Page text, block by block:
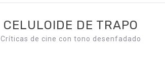
CELULOIDE DE TRAPO
Críticas de cine con tono desenfadado